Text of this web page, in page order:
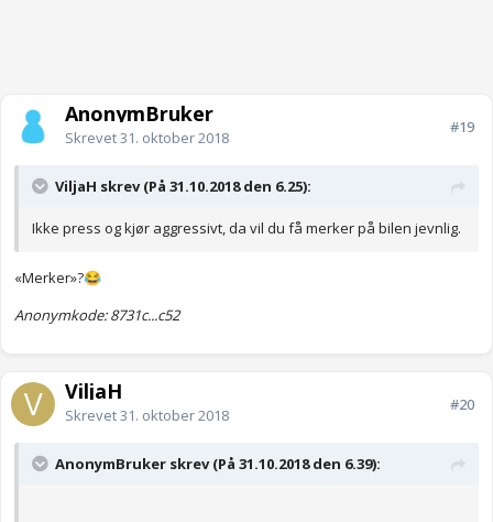
AnonymBruker
Skrevet31. oktober 2018
#19
ViljaH skrev (På 31.10.2018 den 6.25):
Ikke press og kjør aggressivt, da vil du få merker på bilen jevnlig.
«Merker»?😂
Anonymkode: 8731c...c52
ViljaH
Skrevet31. oktober 2018
#20
AnonymBruker skrev (På 31.10.2018 den 6.39):